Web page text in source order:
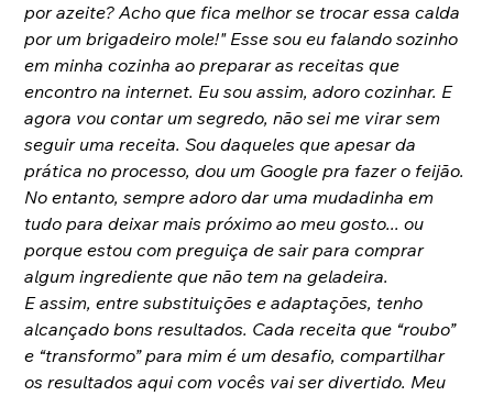
por azeite? Acho que fica melhor se trocar essa calda
por um brigadeiro mole!" Esse sou eu falando sozinho
em minha cozinha ao preparar as receitas que
encontro na internet. Eu sou assim, adoro cozinhar. E
agora vou contar um segredo, não sei me virar sem
seguir uma receita. Sou daqueles que apesar da
prática no processo, dou um Google pra fazer o feijão.
No entanto, sempre adoro dar uma mudadinha em
tudo para deixar mais próximo ao meu gosto... ou
porque estou com preguiça de sair para comprar
algum ingrediente que não tem na geladeira.
E assim, entre substituições e adaptações, tenho
alcançado bons resultados. Cada receita que “roubo”
e “transformo” para mim é um desafio, compartilhar
os resultados aqui com vocês vai ser divertido. Meu